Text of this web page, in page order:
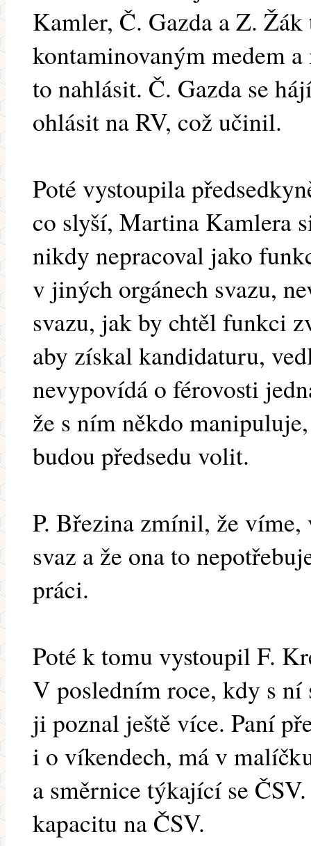
Kamler, Č. Gazda a Z.
kontaminovaným medem
to nahlásit. Č. Gazda se
ohlásit na RV, což učinil.
Poté vystoupila
co slyší, Martina Kamlera
nikdy nepracoval jako
v jiných orgánech svazu,
svazu, jak by chtěl funkci
aby získal kandidaturu,
nevypovídá o férovosti
že s ním někdo
budou předsedu volit.
P. Březina zmínil, že
svaz a že ona to
práci.
Poté k tomu vystoupil F.
V posledním roce, kdy s
ji poznal ještě více. Paní
i o víkendech, má v
a směrnice týkající se
kapacitu na ČSV.